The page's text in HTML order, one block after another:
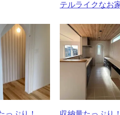
テルライクなお